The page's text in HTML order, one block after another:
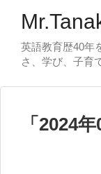
英語教育歴40年
さ、学び、子育
「 2024年